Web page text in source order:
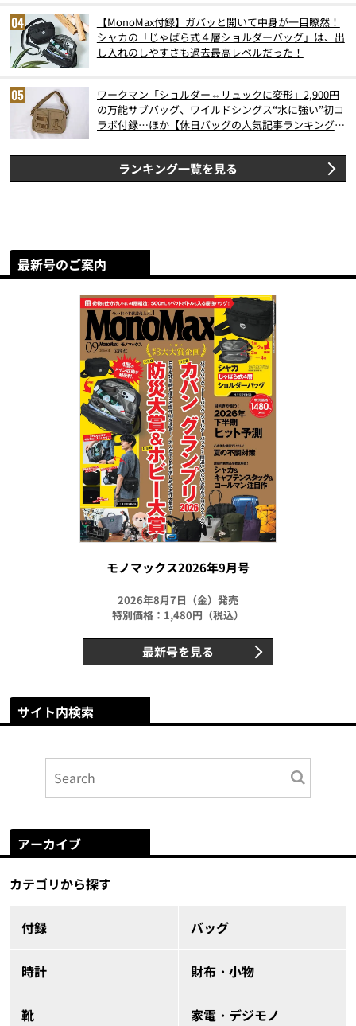
【MonoMax付録】ガバッと開いて中身が一目瞭然！
シャカの「じゃばら式４層ショルダーバッグ」は、出
し入れのしやすさも過去最高レベルだった！
ワークマン「ショルダー⇔リュックに変形」2,900円
の万能サブバッグ、ワイルドシングス“水に強い”初コ
ラボ付録…ほか【休日バッグの人気記事ランキングベ
ランキング一覧を見る
最新号のご案内
モノマックス2026年9月号
2026年8月7日（金）発売
特別価格：1,480円（税込）
最新号を見る
サイト内検索
アーカイブ
カテゴリから探す
付録 バッグ
時計 財布・小物
靴 家電・デジモノ